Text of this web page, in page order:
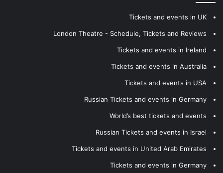
Tickets and events in UK
London Theatre - Schedule, Tickets and Reviews
Tickets and events in Ireland
Tickets and events in Australia
Tickets and events in USA
Russian Tickets and events in Germany
World’s best tickets and events
Russian Tickets and events in Israel
Tickets and events in United Arab Emirates
Tickets and events in Germany